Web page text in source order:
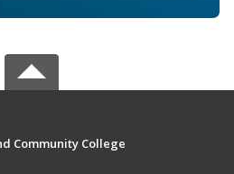
Community College